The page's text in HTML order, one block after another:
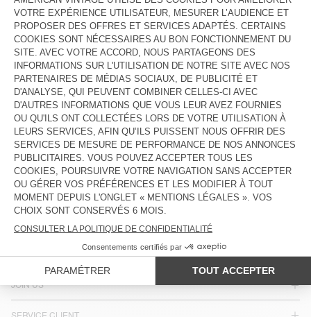
JEAN DROIT ENFANT SNOPDOG
€ 80
JEAN ENFANT SPYWOOD
€ 80
Le denim, adopte différents délavages allant du noir profond
moucheté de blanc au bleu usé ainsi que quatre nouvelles
coupes : fitté, super fitté, droit ou boyfriend qui flattent la plupart
des silhouettes.
LANGUE :
ACCESSIBILITÉ
JOIN US